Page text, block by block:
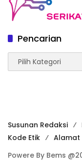
Pencarian
Pencarian
Susunan Redaksi
Kode Etik
Alamat
Powere By Bems